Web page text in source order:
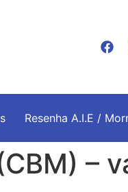
Resenha A.I.E /
–